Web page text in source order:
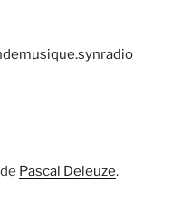
Pascal Deleuze.